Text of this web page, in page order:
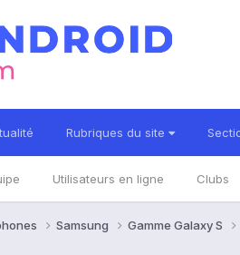
Rubriques du site
Utilisateurs en ligne Clubs
Samsung Gamme Galaxy S